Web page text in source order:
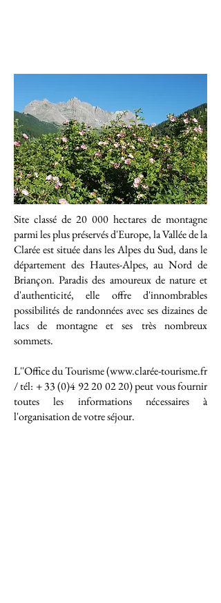
Site classé de 20 000 hectares de montagne
parmi les plus préservés d'Europe, la Vallée de la
Clarée est située dans les Alpes du Sud, dans le
département des Hautes-Alpes, au Nord de
Briançon.Paradis des amoureux de nature et
d'authenticité, elle offre d'innombrables
possibilités de randonnées avec ses dizaines de
lacs de montagne et ses très nombreux
sommets.
L''Office du Tourisme (www.clarée-tourisme.fr
/ tél: +33 (0)4 92 20 02 20)peut vous fournir
toutes les informations nécessaires à
l'organisation de votre séjour.